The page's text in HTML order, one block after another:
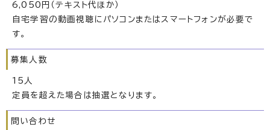
6,050円（テキスト代ほか）
自宅学習の動画視聴にパソコンまたはスマートフォンが必要で
す。
募集人数
15人
定員を超えた場合は抽選となります。
問い合わせ